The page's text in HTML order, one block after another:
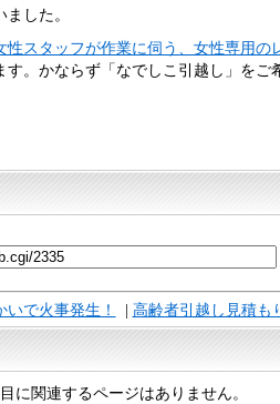
ました。
性スタッフが作業に伺う、女性専用の
す。かならず「なでしこ引越し」をご
で火事発生！ | 高齢者引越し見積も
に関連するページはありません。